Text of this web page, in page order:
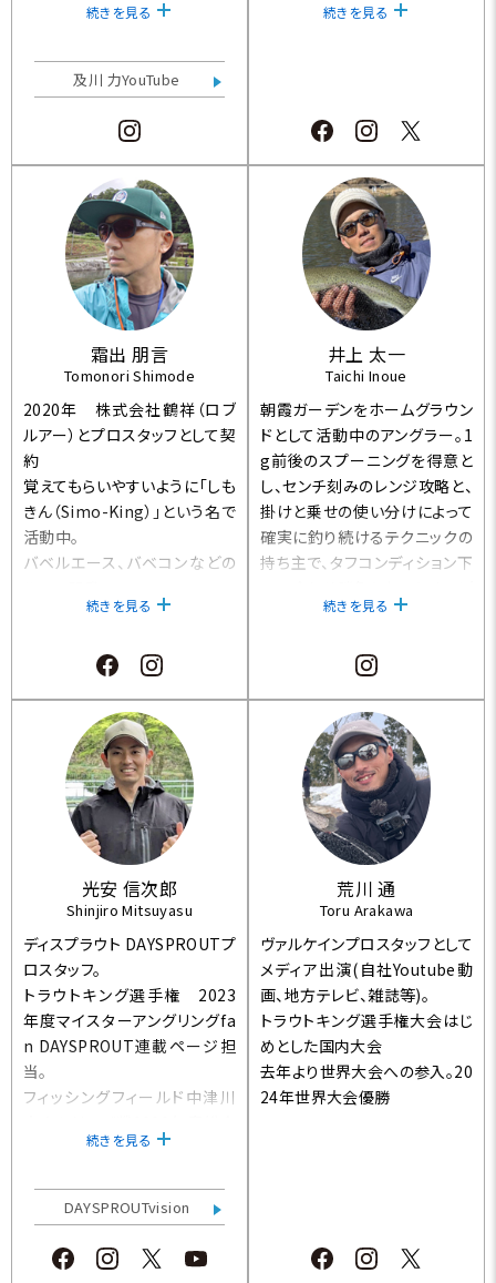
く、釣りを第一優先とするため
ド「REVTR」と「R3MANO」を立
ち上げ代表を務める。
続きを見る
及川 力YouTube
2022 FF中津川カップ年間総
続きを見る
霜出 朋言
Tomonori Shimode
2020年 株式会社鶴祥（ロブ
ルアー）とプロスタッフとして契
約
覚えてもらいやすいように「しも
きん（Simo-King）」という名で
活動中。
バベルエース、バベコンなどの
雑誌や動画などの取材。
場でのイベントや講習会。
キング選手権）で2020年から3
年連続優勝（殿堂入り）。
他エリアトラウトのフロントフッ
クルアー大会での優勝、入賞多
2022年エリアトラウトメーカー
６社に所属するプロアングラー
の大会「ドリームマッチ」にて優
続きを見る
井上 太一
Taichi Inoue
朝霞ガーデンをホームグラウン
ドとして活動中のアングラー。1
g前後のスプーニングを得意と
し、センチ刻みのレンジ攻略と、
掛けと乗せの使い分けによって
確実に釣り続けるテクニックの
持ち主で、タフコンディション下
う強い。知識も豊富で、ビギナ
にも定評がある。
続きを見る
光安 信次郎
Shinjiro Mitsuyasu
ディスプラウト DAYSPROUTプ
ロスタッフ。
トラウトキング選手権 2023
年度マイスターアングリングfa
n DAYSPROUT連載ページ担
当。
フィッシングフィールド中津川
優勝「年間チャンピオン」。
続きを見る
DAYSPROUTvision
荒川 通
Toru Arakawa
ヴァルケインプロスタッフとして
メディア出演(自社Youtube動
画、地方テレビ、雑誌等)。
トラウトキング選手権大会はじ
めとした国内大会
去年より世界大会への参入。20
24年世界大会優勝